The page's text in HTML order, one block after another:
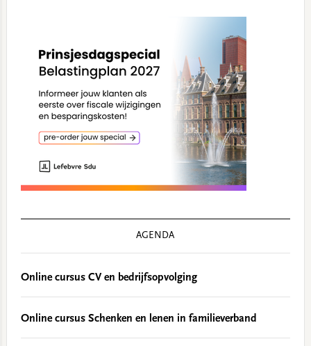
AGENDA
Online cursus CV en bedrijfsopvolging
Online cursus Schenken en lenen in familieverband